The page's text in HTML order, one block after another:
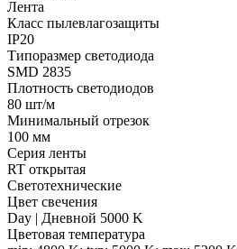
Лента
Класс пылевлагозащиты
IP20
Типоразмер светодиода
SMD 2835
Плотность светодиодов
80 шт/м
Минимальный отрезок
100 мм
Серия ленты
RT открытая
Светотехнические
Цвет свечения
Day | Дневной 5000 K
Цветовая температура